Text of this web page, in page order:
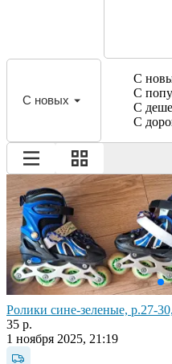
С новых
С
С
С
С
Ролики сине-зеленые, р.27-
35 р.
1 ноября 2025, 21:19